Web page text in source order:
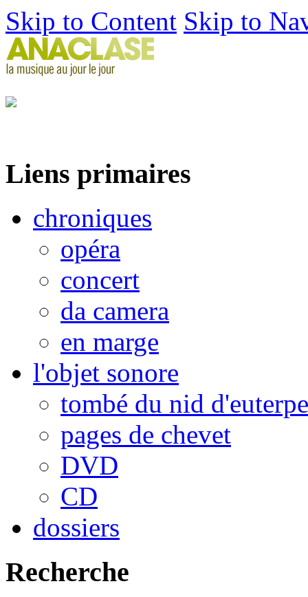
Skip to Content Skip to
Liens primaires
chroniques
opéra
concert
da camera
en marge
l'objet sonore
tombé du nid d'euterpe
pages de chevet
DVD
CD
dossiers
Recherche